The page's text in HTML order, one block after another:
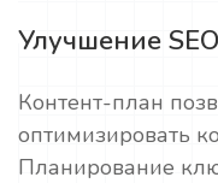
Улучшение SEO
Контент-план
оптимизировать
Планирование